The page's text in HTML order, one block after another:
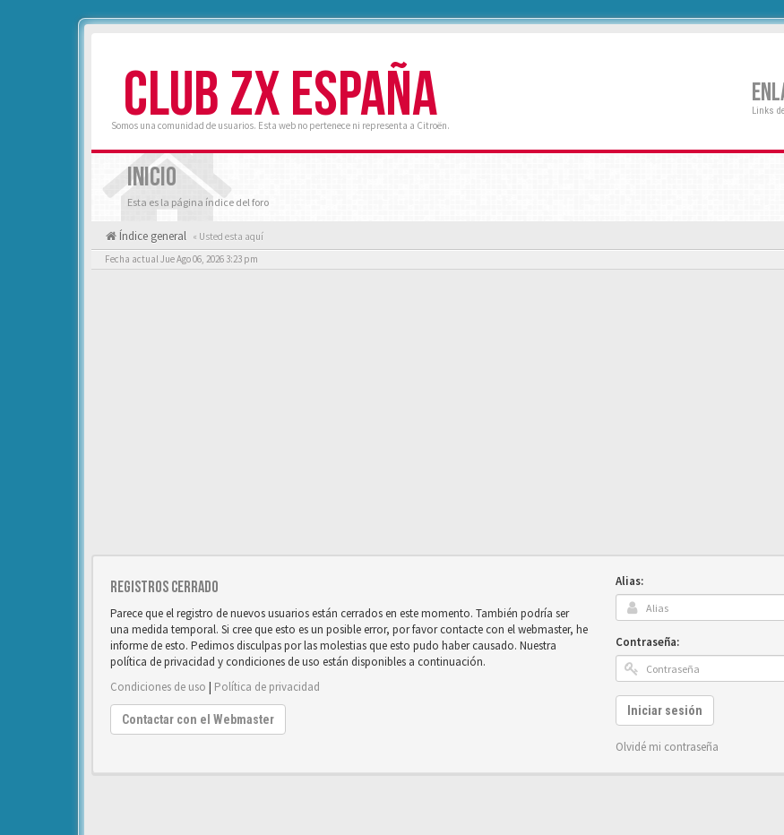
CLUB ZX ESPAÑA
Somos una comunidad de usuarios. Esta web no pertenece ni representa a Citroën.
Links
INICIO
Esta es la página índice del foro
Índice general « Usted esta aquí
Fecha actual Jue Ago 06, 2026 3:23 pm
Registros cerrado
Parece que el registro de nuevos usuarios están cerrados en este momento. También podría ser
una medida temporal. Si cree que esto es un posible error, por favor contacte con el webmaster, he
informe de esto. Pedimos disculpas por las molestias que esto pudo haber causado. Nuestra
política de privacidad y condiciones de uso están disponibles a continuación.
Condiciones de uso | Política de privacidad
Contactar con el Webmaster
Alias:
Contraseña:
Iniciar sesión
Olvidé mi contraseña